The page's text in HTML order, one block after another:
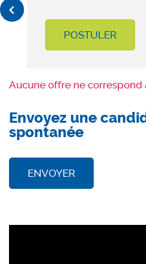
POSTULER
Aucune offre ne correspond
Envoyez une
spontanée
ENVOYER